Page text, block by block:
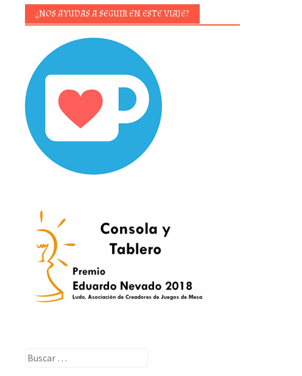
¿NOS AYUDAS A SEGUIR EN ESTE VIAJE?
Buscar: